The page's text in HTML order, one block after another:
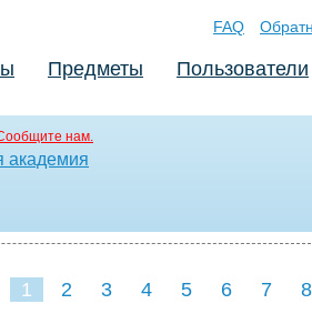
FAQ
Предметы Пользователи
нам.
академия
1 2 3 4 5 6 7 8